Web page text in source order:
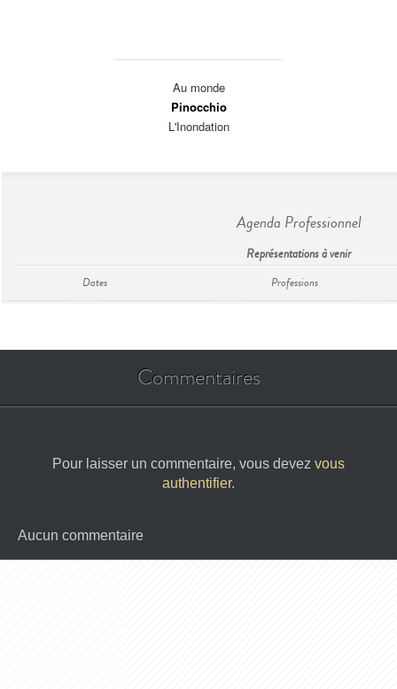
Au monde
Pinocchio
L'Inondation
Agenda Professionnel
Représentations à venir
Dates Professions
Commentaires
Pour laisser un commentaire, vous devez vous
authentifier.
Aucun commentaire